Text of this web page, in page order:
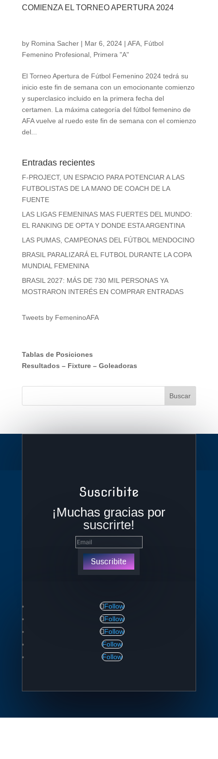
COMIENZA EL TORNEO APERTURA 2024
by Romina Sacher| Mar 6, 2024| AFA, Fútbol
Femenino Profesional, Primera "A"
El Torneo Apertura de Fútbol Femenino 2024 tedrá su
inicio este fin de semana con un emocionante comienzo
y superclasico incluido en la primera fecha del
certamen. La máxima categoría del fútbol femenino de
AFA vuelve al ruedo este fin de semana con el comienzo
del...
Entradas recientes
F-PROJECT, UN ESPACIO PARA POTENCIAR A LAS
FUTBOLISTAS DE LA MANO DE COACH DE LA
FUENTE
LAS LIGAS FEMENINAS MAS FUERTES DEL MUNDO:
EL RANKING DE OPTA Y DONDE ESTA ARGENTINA
LAS PUMAS, CAMPEONAS DEL FÚTBOL MENDOCINO
BRASIL PARALIZARÁ EL FUTBOL DURANTE LA COPA
MUNDIAL FEMENINA
BRASIL 2027: MÁS DE 730 MIL PERSONAS YA
MOSTRARON INTERÉS EN COMPRAR ENTRADAS
Tweets by FemeninoAFA
Tablas de Posiciones
Resultados – Fixture– Goleadoras
Suscribite
¡Muchas gracias por
suscrirte!
Suscribite
Follow
Follow
Follow
Follow
Follow